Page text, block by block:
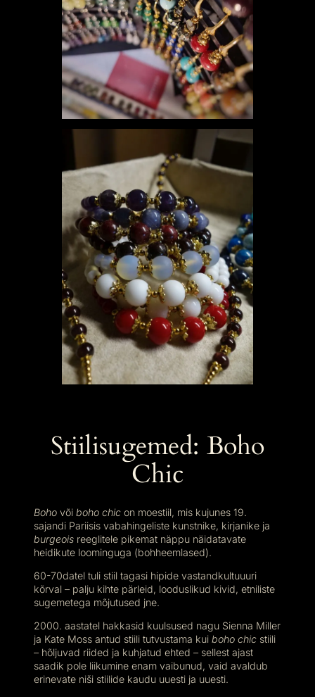
Stiilisugemed: Boho
Chic
Boho või boho chic on moestiil, mis kujunes 19.
sajandi Pariisis vabahingeliste kunstnike, kirjanike ja
burgeois reeglitele pikemat näppu näidatavate
heidikute loominguga (bohheemlased).
60-70datel tuli stiil tagasi hipide vastandkultuuuri
kõrval – palju kihte pärleid, looduslikud kivid, etniliste
sugemetega mõjutused jne.
2000. aastatel hakkasid kuulsused nagu Sienna Miller
ja Kate Moss antud stiili tutvustama kui boho chic stiili
– hõljuvad riided ja kuhjatud ehted – sellest ajast
saadik pole liikumine enam vaibunud, vaid avaldub
erinevate niši stiilide kaudu uuesti ja uuesti.